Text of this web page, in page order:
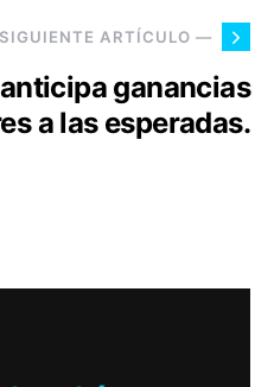
SIGUIENTE ARTÍCULO —
ganancias
a las esperadas.